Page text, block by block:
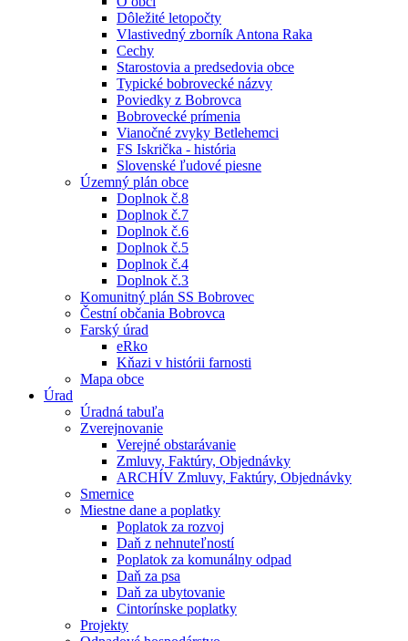
Dôležité letopočty
Vlastivedný zborník Antona Raka
Cechy
Starostovia a predsedovia obce
Typické bobrovecké názvy
Poviedky z Bobrovca
Bobrovecké prímenia
Vianočné zvyky Betlehemci
FS Iskrička - história
Slovenské ľudové piesne
Územný plán obce
Doplnok č.8
Doplnok č.7
Doplnok č.6
Doplnok č.5
Doplnok č.4
Doplnok č.3
Komunitný plán SS Bobrovec
Čestní občania Bobrovca
Farský úrad
eRko
Kňazi v histórii farnosti
Mapa obce
Úrad
Úradná tabuľa
Zverejnovanie
Verejné obstarávanie
Zmluvy, Faktúry, Objednávky
ARCHÍV Zmluvy, Faktúry, Objednávky
Smernice
Miestne dane a poplatky
Poplatok za rozvoj
Daň z nehnuteľností
Poplatok za komunálny odpad
Daň za psa
Daň za ubytovanie
Cintorínske poplatky
Projekty